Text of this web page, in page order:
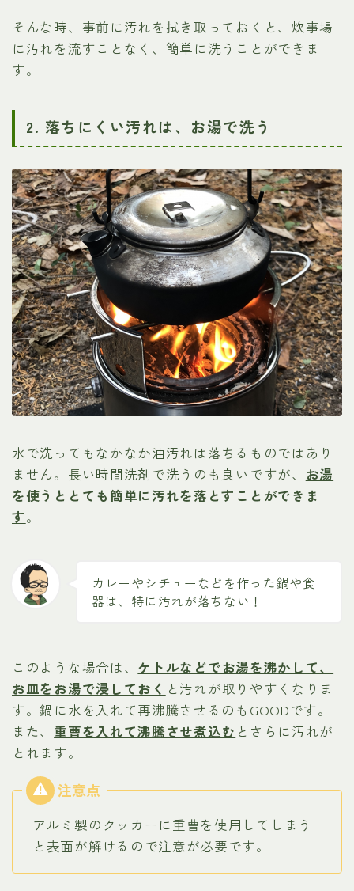
そんな時、事前に汚れを拭き取っておくと、炊事場
に汚れを流すことなく、簡単に洗うことができま
す。
2. 落ちにくい汚れは、お湯で洗う
水で洗ってもなかなか油汚れは落ちるものではあり
ません。長い時間洗剤で洗うのも良いですが、 お湯
を使うととても簡単に汚れを落とすことができま
す。
カレーやシチューなどを作った鍋や食
器は、特に汚れが落ちない！
このような場合は、 ケトルなどでお湯を沸かして、
お皿をお湯で浸しておく と汚れが取りやすくなりま
す。鍋に水を入れて再沸騰させるのもGOODです。
また、 重曹を入れて沸騰させ煮込む とさらに汚れが
とれます。
アルミ製のクッカーに重曹を使用してしまう
と表面が解けるので注意が必要です。